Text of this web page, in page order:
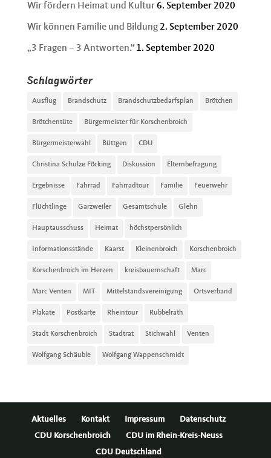
Wir fördern Heimat und Kultur 6. September 2020
Wir können Familie und Bildung 2. September 2020
„3 Fragen – 3 Antworten.“ 1. September 2020
Schlagwörter
Ausflug Brandschutz Brandschutzbedarfsplan Brötchen
Brötchentüte Bürgermeister für Korschenbroich
Bürgermeisterwahl Büttgen CDU
Christina Schulze Föcking Diskussion Elternbefragung
Ergebnisse Fahrrad Fahrradtour Familie Feuerwehr
Flüchtlinge Garzweiler Gesamtschule Glehn
Hauptausschuss Heimat höchstpersönlich
Informationsstände Kaarst Kleinenbroich Korschenbroich
Korschenbroich im Herzen kreisbauernschaft Marc
Marc Venten MIT Mittelstandsvereinigung Ortsverband
Plakate Postkarte Rheintour Rubbelrath
Stadt Korschenbroich Stadtrat Stichwahl Venten
Wolfgang Schäuble Wolfgang Wappenschmidt
Aktuelles Kontakt Impressum
Datenschutz
CDU Korschenbroich
CDU im Rhein-Kreis-Neuss
CDU Deutschland